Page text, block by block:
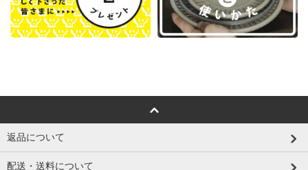
返品について
配送・送料について